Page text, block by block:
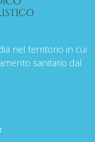
nel territorio in cui
sanitario dal